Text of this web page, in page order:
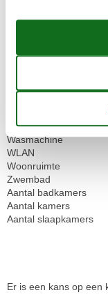
Linnen gratis
Niet roken
Parkeren overdekt
Tuin
Wasmachine
WLAN
Woonruimte
Zwembad
Aantal badkamers
Aantal kamers
Aantal slaapkamers
Er is een kans op een